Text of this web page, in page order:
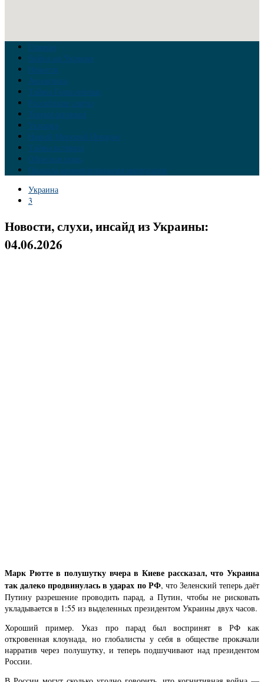
Главная
Война на Украине
Новости
Аналитика
Тайны Геополитики
Российские элиты
Теория заговора
Украина
Новый Мировой Порядок
Тайны истории
Обратная связь
Правила комментирования материалов
Украина
3
Новости, слухи, инсайд из Украины:
04.06.2026
Марк Рютте в полушутку вчера в Киеве рассказал, что Украина
так далеко продвинулась в ударах по РФ, что Зеленский теперь даёт
Путину разрешение проводить парад, а Путин, чтобы не рисковать
укладывается в 1:55 из выделенных президентом Украины двух часов.
Хороший пример. Указ про парад был воспринят в РФ как
откровенная клоунада, но глобалисты у себя в обществе прокачали
нарратив через полушутку, и теперь подшучивают над президентом
России.